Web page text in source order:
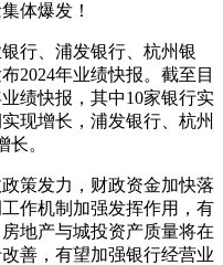
行、浦发银行、杭州银
2024年业绩快报。截至目
绩快报，其中10家银行实
现增长，浦发银行、杭州
。
策发力，财政资金加快落
作机制加强发挥作用，有
地产与城投资产质量将在
善，有望加强银行经营业